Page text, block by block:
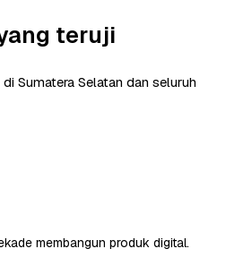
teruji
Sumatera Selatan dan seluruh
membangun produk digital.